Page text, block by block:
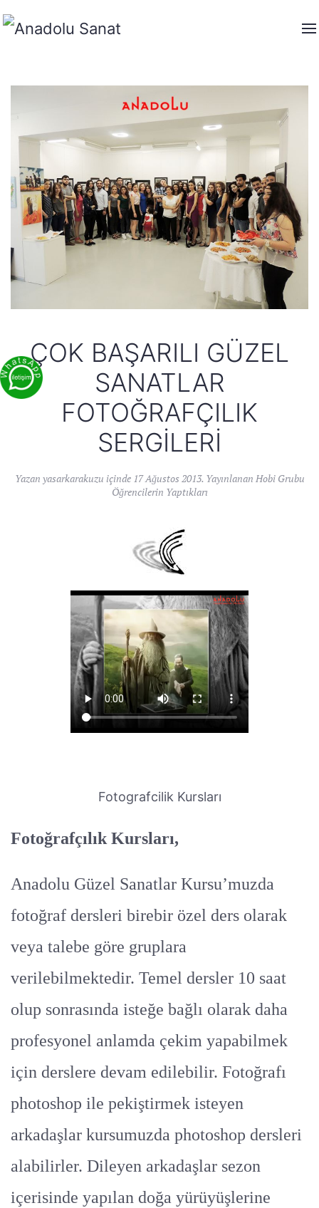
ÇOK BAŞARILI GÜZEL
SANATLAR
FOTOĞRAFÇILIK
SERGILERI
Yazan yasarkarakuzu içinde 17 Ağustos 2013. Yayınlanan Hobi Grubu
Öğrencilerin Yaptıkları
Fotografcilik Kursları
Fotoğrafçılık Kursları,
Anadolu Güzel Sanatlar Kursu’muzda
fotoğraf dersleri birebir özel ders olarak
veya talebe göre gruplara
verilebilmektedir. Temel dersler 10 saat
olup sonrasında isteğe bağlı olarak daha
profesyonel anlamda çekim yapabilmek
için derslere devam edilebilir. Fotoğrafı
photoshop ile pekiştirmek isteyen
arkadaşlar kursumuzda photoshop dersleri
alabilirler. Dileyen arkadaşlar sezon
içerisinde yapılan doğa yürüyüşlerine